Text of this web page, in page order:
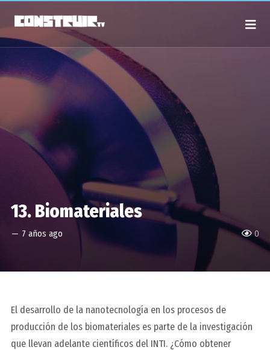
0
13. Biomateriales
— 7 años ago
El desarrollo de la nanotecnología en los procesos de
producción de los biomateriales es parte de la investigación
que llevan adelante científicos del INTI. ¿Cómo obtener